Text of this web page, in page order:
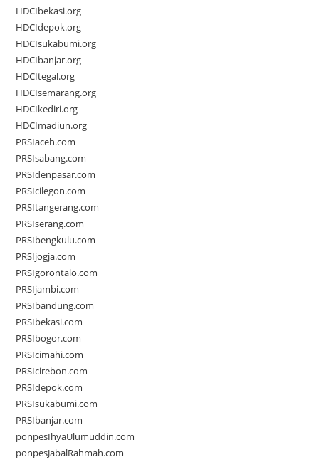
HDCIbekasi.org
HDCIdepok.org
HDCIsukabumi.org
HDCIbanjar.org
HDCItegal.org
HDCIsemarang.org
HDCIkediri.org
HDCImadiun.org
PRSIaceh.com
PRSIsabang.com
PRSIdenpasar.com
PRSIcilegon.com
PRSItangerang.com
PRSIserang.com
PRSIbengkulu.com
PRSIjogja.com
PRSIgorontalo.com
PRSIjambi.com
PRSIbandung.com
PRSIbekasi.com
PRSIbogor.com
PRSIcimahi.com
PRSIcirebon.com
PRSIdepok.com
PRSIsukabumi.com
PRSIbanjar.com
ponpesIhyaUlumuddin.com
ponpesJabalRahmah.com